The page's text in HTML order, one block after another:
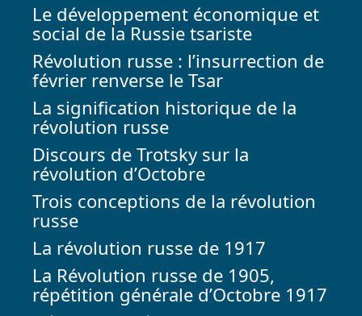
Le développement économique et
social de la Russie tsariste
Révolution russe : l’insurrection de
février renverse le Tsar
La signification historique de la
révolution russe
Discours de Trotsky sur la
révolution d’Octobre
Trois conceptions de la révolution
russe
La révolution russe de 1917
La Révolution russe de 1905,
répétition générale d’Octobre 1917